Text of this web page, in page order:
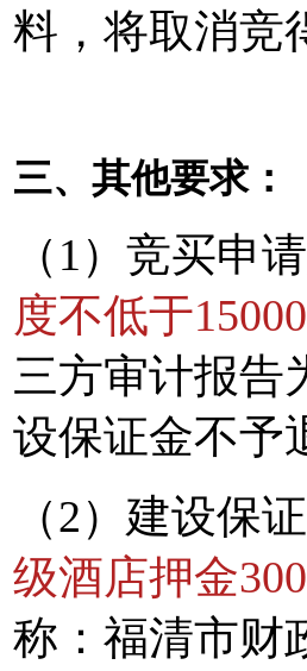
料，将取消竞
三、其他要求：
（1）竞买申
度不低于
三方审计报告
设保证金不予
（2）建设保
级酒店押金
称：福清市财